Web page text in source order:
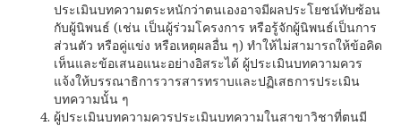
ประเมินบทความตระหนักว่าตนเองอาจมีผลประโยชน์ทับซ้อน
กับผู้นิพนธ์ (เช่น เป็นผู้ร่วมโครงการ หรือรู้จักผู้นิพนธ์เป็นการ
ส่วนตัว หรือคู่แข่ง หรือเหตุผลอื่น ๆ) ทำให้ไม่สามารถให้ข้อคิด
เห็นและข้อเสนอแนะอย่างอิสระได้ ผู้ประเมินบทความควร
แจ้งให้บรรณาธิการวารสารทราบและปฏิเสธการประเมิน
บทความนั้น ๆ
ผู้ประเมินบทความควรประเมินบทความในสาขาวิชาที่ตนมี